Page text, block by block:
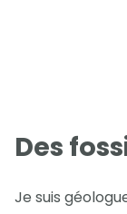
Des
Je suis